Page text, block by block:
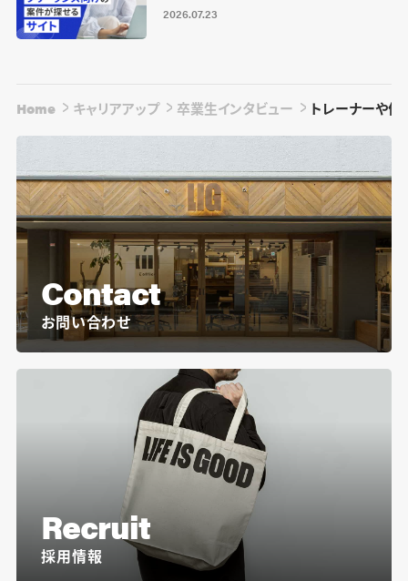
2026.07.23
Home キャリアアップ 卒業生インタビュー トレーナーや仲
Contact
お問い合わせ
Recruit
採用情報